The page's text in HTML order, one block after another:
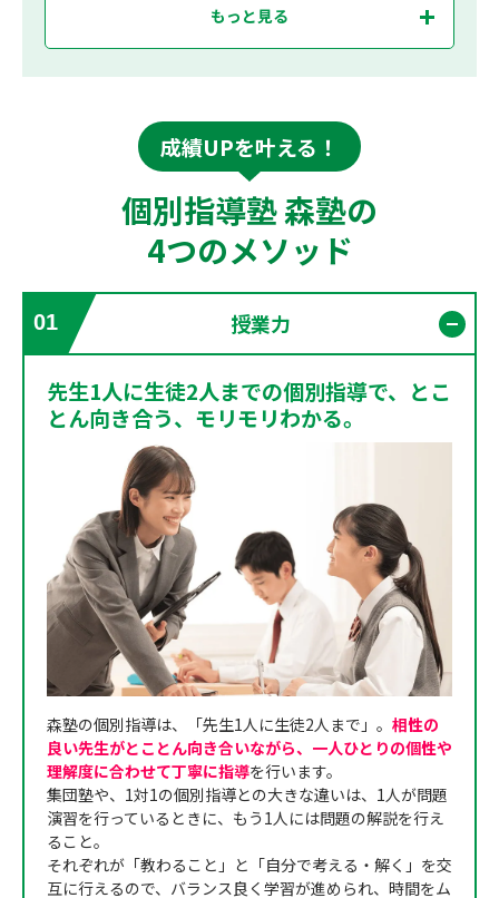
もっと見る
成績UPを叶える！
個別指導塾 森塾の
4つのメソッド
01 授業力
先生1人に生徒2人までの個別指導で、とこ
とん向き合う、モリモリわかる。
森塾の個別指導は、「先生1人に生徒2人まで」。 相性の
良い先生がとことん向き合いながら、一人ひとりの個性や
理解度に合わせて丁寧に指導を行います。
集団塾や、1対1の個別指導との大きな違いは、1人が問題
演習を行っているときに、もう1人には問題の解説を行え
ること。
それぞれが「教わること」と「自分で考える・解く」を交
互に行えるので、バランス良く学習が進められ、時間をム